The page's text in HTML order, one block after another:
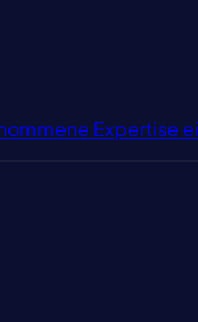
Expertise